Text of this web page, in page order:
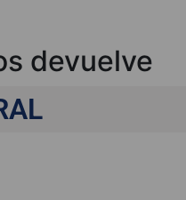
devuelve